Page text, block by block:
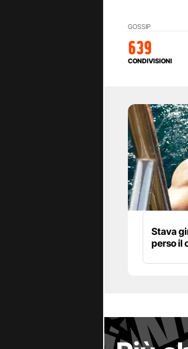
GOSSIP
639
CONDIVISIONI
Stava
perso il